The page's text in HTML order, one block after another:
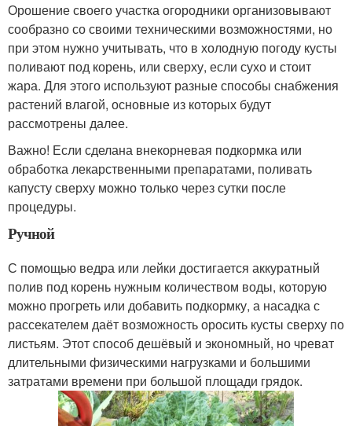
Орошение своего участка огородники организовывают
сообразно со своими техническими возможностями, но
при этом нужно учитывать, что в холодную погоду кусты
поливают под корень, или сверху, если сухо и стоит
жара. Для этого используют разные способы снабжения
растений влагой, основные из которых будут
рассмотрены далее.
Важно! Если сделана внекорневая подкормка или
обработка лекарственными препаратами, поливать
капусту сверху можно только через сутки после
процедуры.
Ручной
С помощью ведра или лейки достигается аккуратный
полив под корень нужным количеством воды, которую
можно прогреть или добавить подкормку, а насадка с
рассекателем даёт возможность оросить кусты сверху по
листьям. Этот способ дешёвый и экономный, но чреват
длительными физическими нагрузками и большими
затратами времени при большой площади грядок.